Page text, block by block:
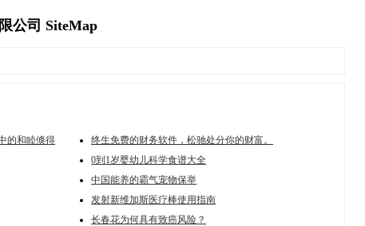
公司 SiteMap
的和睦倏得
终生免费的财务软件，松驰处分你的财富。
0到1岁婴幼儿科学食谱大全
中国能养的霸气宠物保举
发射新维加斯医疗棒使用指南
长春花为何具有致癌风险？